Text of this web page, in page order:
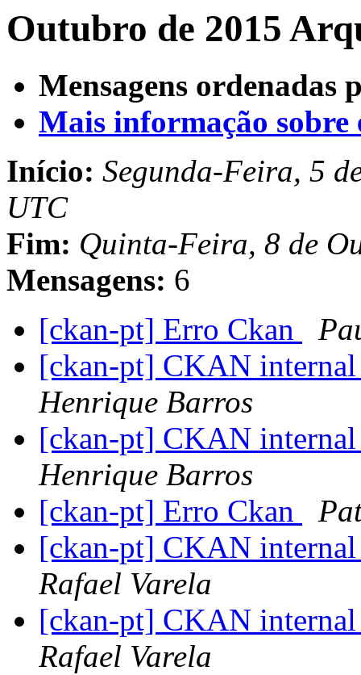
Outubro de 2015
Mensagens ordenadas
Mais informação sobre
Início: Segunda-Feira, 5
UTC
Fim: Quinta-Feira, 8 de
Mensagens: 6
[ckan-pt] Erro Ckan
[ckan-pt] CKAN
Henrique Barros
[ckan-pt] CKAN
Henrique Barros
[ckan-pt] Erro Ckan
[ckan-pt] CKAN
Rafael Varela
[ckan-pt] CKAN
Rafael Varela